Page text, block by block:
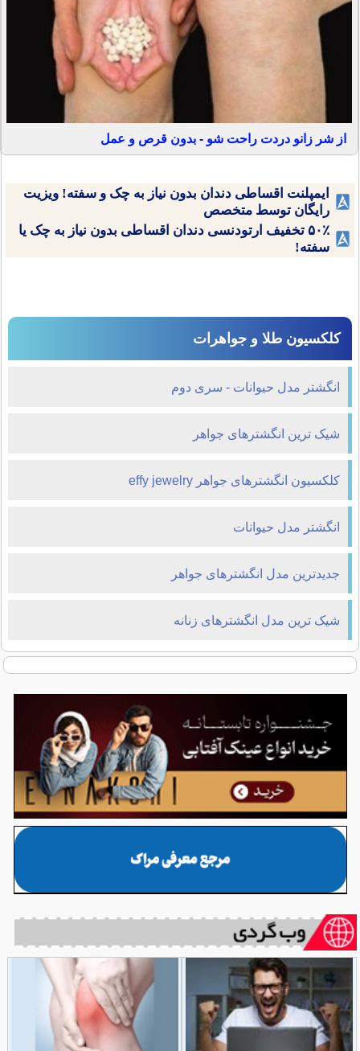
از شر زانو دردت راحت شو - بدون قرص و عمل
ایمپلنت اقساطی دندان بدون نیاز به چک و سفته! ویزیت
رایگان توسط متخصص
۵۰٪ تخفیف ارتودنسی دندان اقساطی بدون نیاز به چک یا
سفته!
کلکسیون طلا و جواهرات
انگشتر مدل حیوانات - سری دوم
شیک ترین انگشترهای جواهر
کلکسیون انگشترهای جواهر effy jewelry
انگشتر مدل حیوانات
جدیدترین مدل انگشترهای جواهر
شیک ترین مدل انگشترهای زنانه